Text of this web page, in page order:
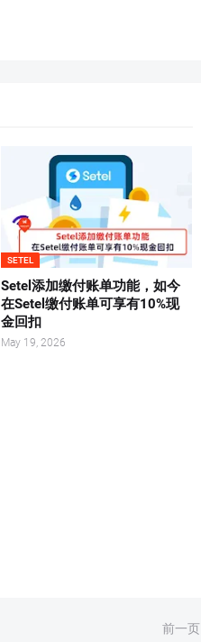
SETEL
Setel添加缴付账单功能，如今
在Setel缴付账单可享有10%现
金回扣
May 19, 2026
前一页